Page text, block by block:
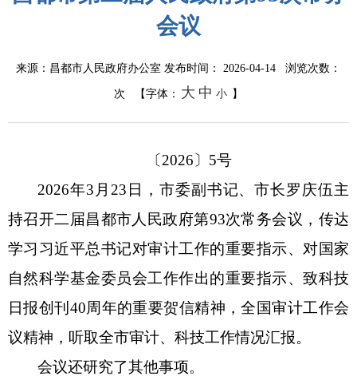
会议
来源：昌都市人民政府办公室 发布时间： 2026-04-14 浏览次数：
次 【字体： 大 中 小 】
〔 2026 〕 5号
2026年3月23日，市委副书记、市长罗庆伍主
持召开二届昌都市人民政府第93次常务会议， 传达
学习习近平总书记对审计工作的重要指示、 对国家
自然科学基金委员会工作作出的重要指示、致科技
日报创刊 40周年的重要贺信精神，全国审计工作会
议精神，听取全市审计、科技工作情况汇报。
会议还研究了其他事项。